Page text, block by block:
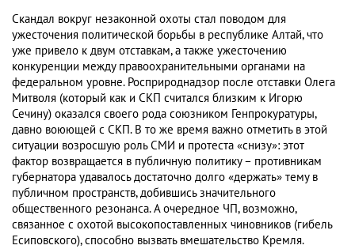
Скандал вокруг незаконной охоты стал поводом для
ужесточения политической борьбы в республике Алтай, что
уже привело к двум отставкам, а также ужесточению
конкуренции между правоохранительными органами на
федеральном уровне. Росприроднадзор после отставки Олега
Митволя (который как и СКП считался близким к Игорю
Сечину) оказался своего рода союзником Генпрокуратуры,
давно воюющей с СКП. В то же время важно отметить в этой
ситуации возросшую роль СМИ и протеста «снизу»: этот
фактор возвращается в публичную политику – противникам
губернатора удавалось достаточно долго «держать» тему в
публичном пространств, добившись значительного
общественного резонанса. А очередное ЧП, возможно,
связанное с охотой высокопоставленных чиновников (гибель
Есиповского), способно вызвать вмешательство Кремля.